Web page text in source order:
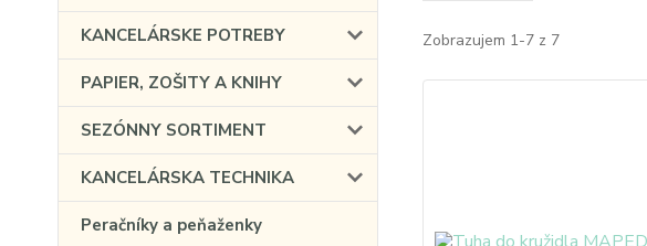
KANCELÁRSKE POTREBY
PAPIER, ZOŠITY A KNIHY
SEZÓNNY SORTIMENT
KANCELÁRSKA TECHNIKA
Peračníky a peňaženky
Zobrazujem 1-7 z 7